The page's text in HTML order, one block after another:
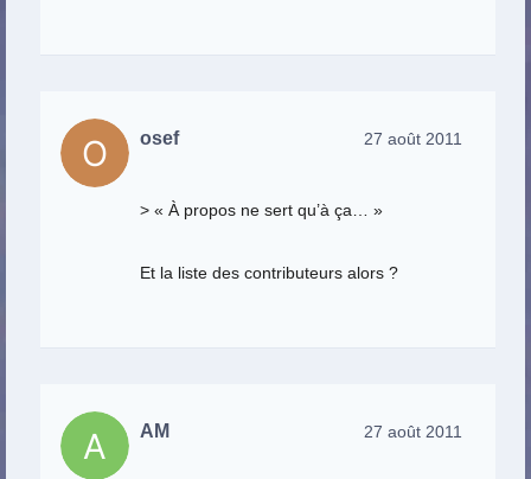
osef 27 août 2011
> « À propos ne sert qu’à ça… »
Et la liste des contributeurs alors ?
AM 27 août 2011